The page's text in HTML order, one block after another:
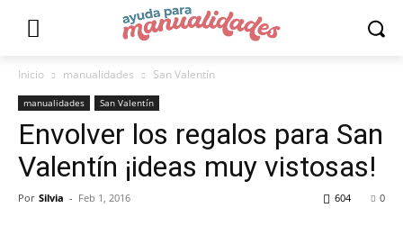
Inicio manualidades San Valentín
manualidades San Valentín
Envolver los regalos para San
Valentín ¡ideas muy vistosas!
Por Silvia - Feb 1, 2016 0
604